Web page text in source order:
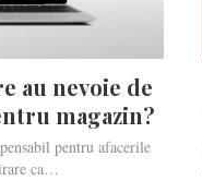
au nevoie de
magazin?
pentru afacerile
ca…